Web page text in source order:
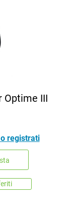
Optime III
registrati